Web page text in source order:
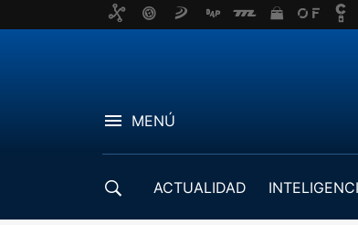
MENÚ
ACTUALIDAD